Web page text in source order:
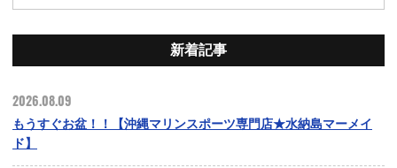
新着記事
2026.08.09
もうすぐお盆！！【沖縄マリンスポーツ専門店★水納島マーメイ
ド】